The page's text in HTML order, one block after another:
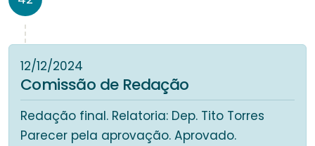
12/12/2024
Comissão de Redação
Redação final. Relatoria: Dep. Tito Torres
Parecer pela aprovação. Aprovado.